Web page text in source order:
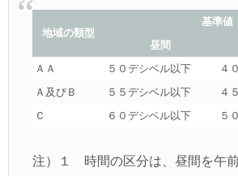
地域の類型
基準値
昼間
ＡＡ
５０デシベル以下
４
Ａ及びＢ
５５デシベル以下
４
Ｃ
６０デシベル以下 ５
注）１ 時間の区分は、昼間を午前